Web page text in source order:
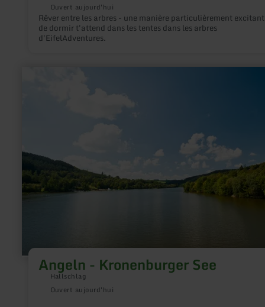
Ouvert aujourd'hui
Rêver entre les arbres - une manière particulièrement
de dormir t'attend dans les tentes dans les arbres
d'EifelAdventures.
Angeln - Kronenburger See
Hallschlag
Ouvert aujourd'hui